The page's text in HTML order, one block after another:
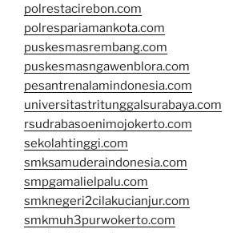
polrestacirebon.com
polrespariamankota.com
puskesmasrembang.com
puskesmasngawenblora.com
pesantrenalamindonesia.com
universitastritunggalsurabaya.com
rsudrabasoenimojokerto.com
sekolahtinggi.com
smksamuderaindonesia.com
smpgamalielpalu.com
smknegeri2cilakucianjur.com
smkmuh3purwokerto.com